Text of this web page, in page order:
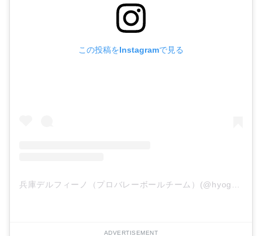
この投稿をInstagramで見る
兵庫デルフィーノ（プロバレーボールチーム）(@hyogo_delfino)がシェアした投稿
ADVERTISEMENT